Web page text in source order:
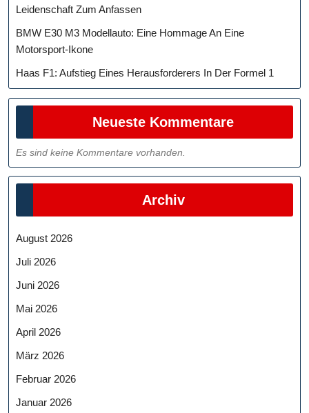
Leidenschaft Zum Anfassen
BMW E30 M3 Modellauto: Eine Hommage An Eine
Motorsport-Ikone
Haas F1: Aufstieg Eines Herausforderers In Der Formel 1
Neueste Kommentare
Es sind keine Kommentare vorhanden.
Archiv
August 2026
Juli 2026
Juni 2026
Mai 2026
April 2026
März 2026
Februar 2026
Januar 2026